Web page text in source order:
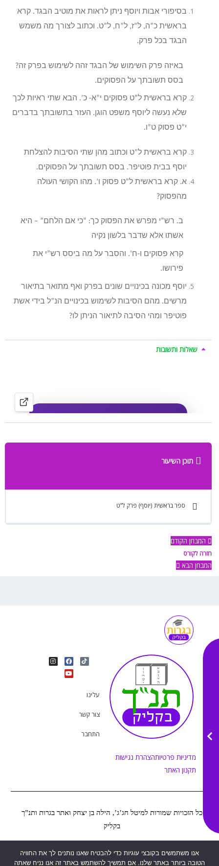
בסיפורי אבות ויוסף ניתן לראות את מוטיב הבגד. קרא
בראשית כ”ה, ל”ז, ל”ח, ל”ט. וכתוב לצורך מה משמש
הבגד בכל פרק.
באיזה פרק השימוש של הבגד זהה לשימוש בפרק זה?
בסס תשובתך על הפסוקים.
קרא בראשית ל”ט פסוקים י”א- כ’. הבא שתי ראיות לכך
שלא נעשה ליוסף משפט הוגן. העזר בתשובתך בדברים
י”ט פסוק ט”ו.
קרא בראשית ל”ט וכתוב מהן שתי הסיבות להצלחת
יוסף בבית פוטיפר. בסס תשובתך על הפסוקים.
א. קרא בראשית ל”ט פסוק ו’. מהו הקושי העולה
מהפסוק?
ב. רש”י מפרש את הפסוק כך: “כי אם הלחם” – היא
אשתו אלא שדבר בלשון נקיה
קרא פסוקים ו-ח’. והסבר על מה ביסס רש”י את
פירושו.
יוסף מכונה בכינויים שונים בפרק ואף מתואר בתיאור
מרשים. מהם הסיבות לשימוש בכינויים הנ”ל בידי אשת
פוטיפר ומהי הסיבה לתיאור הניתן לו?
שאלות ותשובות
תוכן השיעור
ספר בראשית (יוסף) פרק ל”ט
המבחן הקודם
חזרה לקורס
המבחן הבא
מדיניות פרטיותהצהרת נגישות
תקנון האתר
T
i
F
a
c
e
I
n
Y
o
u
t
עלינו
צור קשר
התחבר
כל הזכויות שמורות למיטל חג’ג’, הילה בן יצחק ואתר בגרות ותנ”ך
בקליק
©נבנה ע”י2022
Web&MOR
אנו משתמשים בקובצי עוגיות כדי להבטיח שאנו נותנים לך את החוויה
הטובה ביותר באתר שלנו. אם תמשיך להשתמש באתר זה אנו נניח שאתה